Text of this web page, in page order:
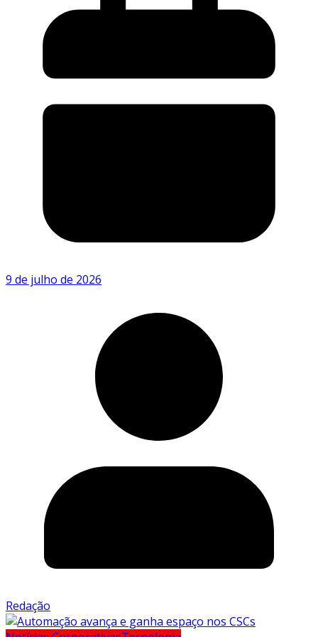
9 de julho de 2026
Redação